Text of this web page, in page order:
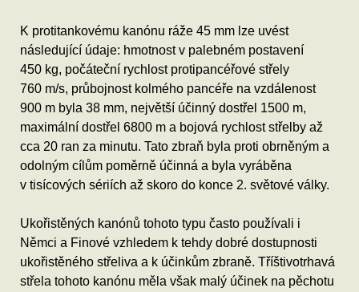
K protitankovému kanónu ráže 45 mm lze uvést
následující údaje: hmotnost v palebném postavení
450 kg, počáteční rychlost protipancéřové střely
760 m/s, průbojnost kolmého pancéře na vzdálenost
900 m byla 38 mm, největší účinný dostřel 1500 m,
maximální dostřel 6800 m a bojová rychlost střelby až
cca 20 ran za minutu. Tato zbraň byla proti obrněným a
odolným cílům poměrně účinná a byla vyráběna
v tisícových sériích až skoro do konce 2. světové války.
Ukořistěných kanónů tohoto typu často používali i
Němci a Finové vzhledem k tehdy dobré dostupnosti
ukořistěného střeliva a k účinkům zbraně. Tříštivotrhavá
střela tohoto kanónu měla však malý účinek na pěchotu